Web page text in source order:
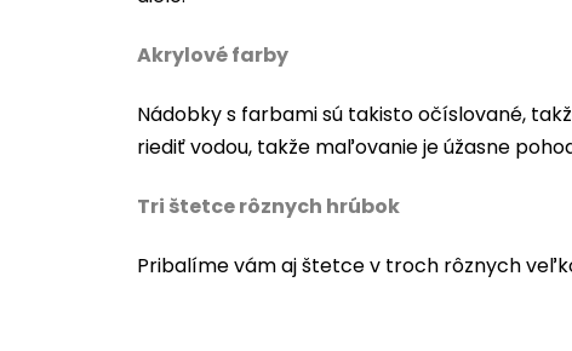
Akrylové farby
Nádobky s farbami sú takisto očíslované,
riediť vodou, takže maľovanie je úžasne
Tri štetce rôznych hrúbok
Pribalíme vám aj štetce v troch rôznych